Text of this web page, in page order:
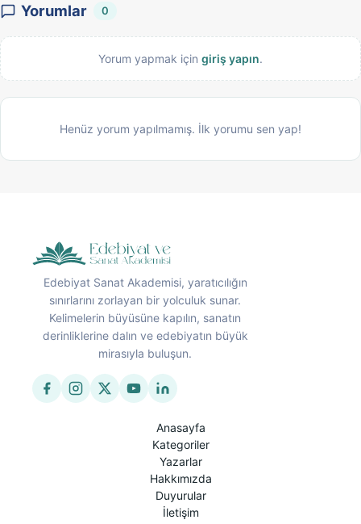
Yorumlar 0
Yorum yapmak için giriş yapın.
Henüz yorum yapılmamış. İlk yorumu sen yap!
Edebiyat Sanat Akademisi, yaratıcılığın
sınırlarını zorlayan bir yolculuk sunar.
Kelimelerin büyüsüne kapılın, sanatın
derinliklerine dalın ve edebiyatın büyük
mirasıyla buluşun.
Anasayfa
Kategoriler
Yazarlar
Hakkımızda
Duyurular
İletişim